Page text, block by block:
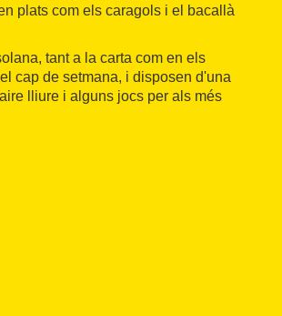
plats com els caragols i el bacallà
tant a la carta com en els
cap de setmana, i disposen d'una
lliure i alguns jocs per als més